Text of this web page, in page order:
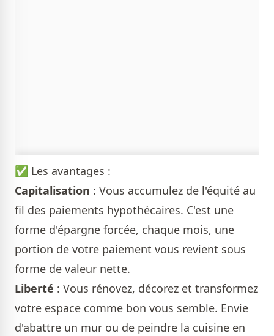
✅ Les avantages :
Capitalisation : Vous accumulez de l'équité au
fil des paiements hypothécaires. C'est une
forme d'épargne forcée, chaque mois, une
portion de votre paiement vous revient sous
forme de valeur nette.
Liberté : Vous rénovez, décorez et transformez
votre espace comme bon vous semble. Envie
d'abattre un mur ou de peindre la cuisine en